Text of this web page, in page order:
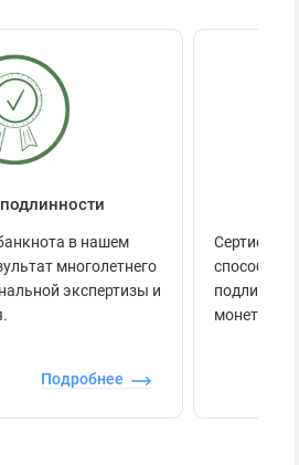
в нашем
многолетнего
экспертизы и
Подробнее
способов
монеты.